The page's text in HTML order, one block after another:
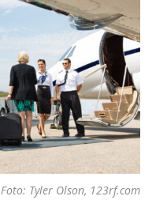
Foto: Tyler Olson, 123rf.com